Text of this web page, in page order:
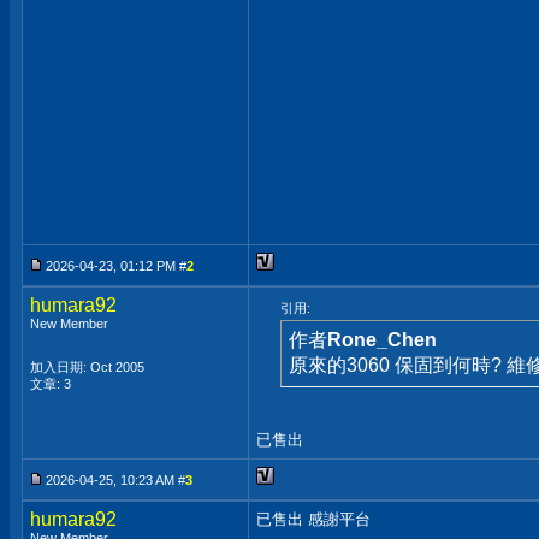
2026-04-23, 01:12 PM #2
humara92
New Member
加入日期: Oct 2005
文章: 3
引用:
作者Rone_Chen
原來的3060 保固到何時? 維
已售出
2026-04-25, 10:23 AM #3
humara92 已售出 感謝平台